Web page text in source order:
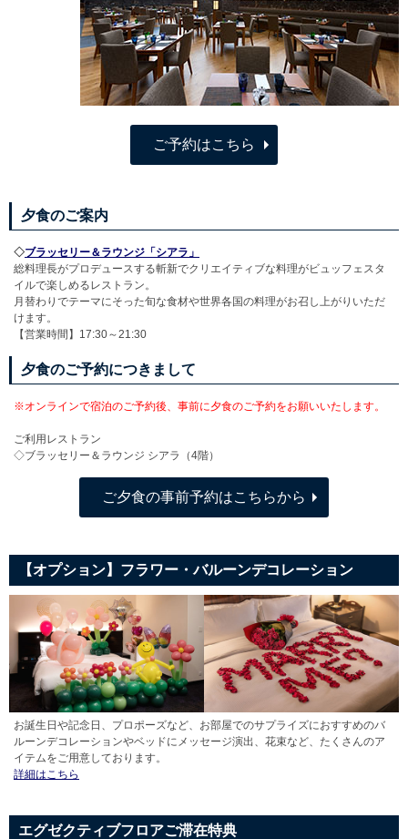
ご予約はこちら
夕食のご案内
◇ブラッセリー＆ラウンジ「シアラ」
総料理長がプロデュースする斬新でクリエイティブな料理がビュッフェスタ
イルで楽しめるレストラン。
月替わりでテーマにそった旬な食材や世界各国の料理がお召し上がりいただ
けます。
【営業時間】17:30～21:30
夕食のご予約につきまして
※オンラインで宿泊のご予約後、事前に夕食のご予約をお願いいたします。
ご利用レストラン
◇ブラッセリー＆ラウンジ シアラ（4階）
ご夕食の事前予約はこちらから
【オプション】フラワー・バルーンデコレーション
お誕生日や記念日、プロポーズなど、お部屋でのサプライズにおすすめのバ
ルーンデコレーションやベッドにメッセージ演出、花束など、たくさんのア
イテムをご用意しております。
詳細はこちら
エグゼクティブフロアご滞在特典